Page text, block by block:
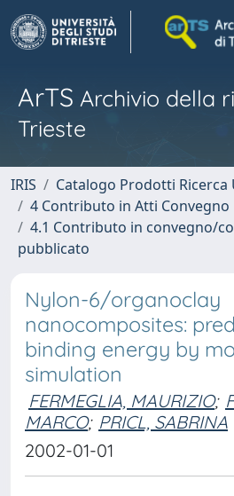
ArTS Archivio della
Trieste
IRIS
Catalogo Prodotti Ricerca
4 Contributo in Atti Convegno
4.1 Contributo in convegno/
pubblicato
Nylon-6/organoclay
nanocomposites:
binding energy by
simulation
FERMEGLIA, MAURIZIO;
MARCO; PRICL, SABRINA
2002-01-01